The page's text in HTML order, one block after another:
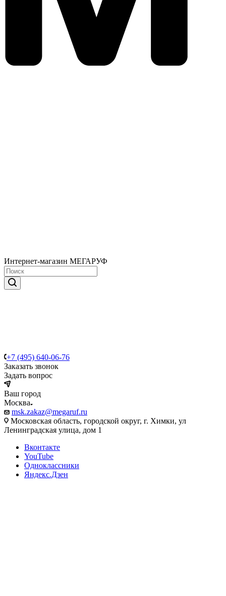
Интернет-магазин МЕГАРУФ
+7 (495) 640-06-76
Заказать звонок
Задать вопрос
Ваш город
Москва
msk.zakaz@megaruf.ru
Московская область, городской округ, г. Химки, ул
Ленинградская улица, дом 1
Вконтакте
YouTube
Одноклассники
Яндекс.Дзен